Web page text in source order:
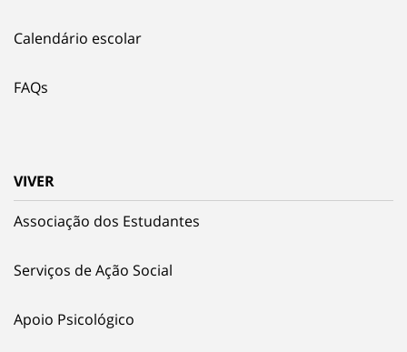
Calendário escolar
FAQs
VIVER
Associação dos Estudantes
Serviços de Ação Social
Apoio Psicológico